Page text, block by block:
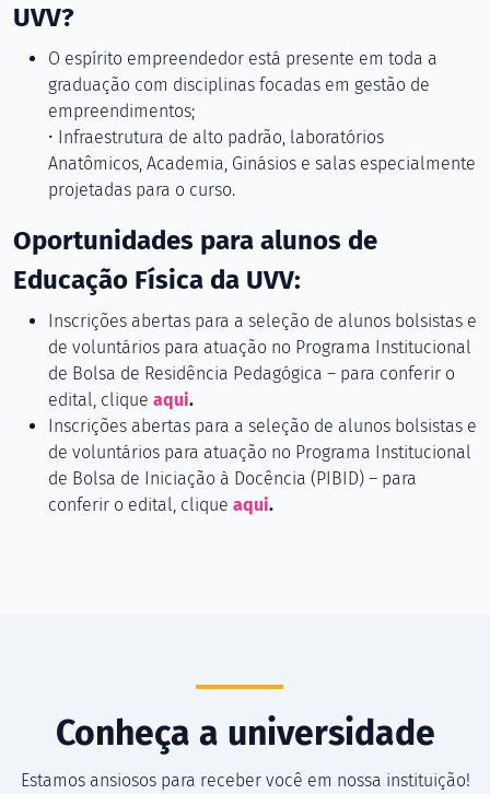
UVV?
O espírito empreendedor está presente em toda a
graduação com disciplinas focadas em gestão de
empreendimentos;
• Infraestrutura de alto padrão, laboratórios
Anatômicos, Academia, Ginásios e salas especialmente
projetadas para o curso.
Oportunidades para alunos de
Educação Física da UVV:
Inscrições abertas para a seleção de alunos bolsistas e
de voluntários para atuação no Programa Institucional
de Bolsa de Residência Pedagógica – para conferir o
edital, clique aqui.
Inscrições abertas para a seleção de alunos bolsistas e
de voluntários para atuação no Programa Institucional
de Bolsa de Iniciação à Docência (PIBID) – para
conferir o edital, clique aqui.
Conheça a universidade
Estamos ansiosos para receber você em nossa instituição!